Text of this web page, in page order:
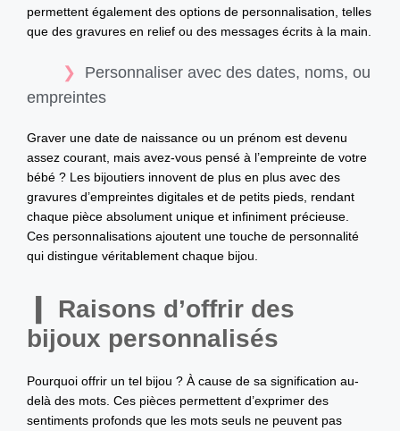
permettent également des options de personnalisation, telles
que des gravures en relief ou des messages écrits à la main.
Personnaliser avec des dates, noms, ou
empreintes
Graver une date de naissance ou un prénom est devenu
assez courant, mais avez-vous pensé à l’empreinte de votre
bébé ? Les bijoutiers innovent de plus en plus avec des
gravures d’empreintes digitales et de petits pieds, rendant
chaque pièce absolument unique et infiniment précieuse.
Ces personnalisations ajoutent une touche de personnalité
qui distingue véritablement chaque bijou.
Raisons d’offrir des
bijoux personnalisés
Pourquoi offrir un tel bijou ? À cause de sa signification au-
delà des mots. Ces pièces permettent d’exprimer des
sentiments profonds que les mots seuls ne peuvent pas